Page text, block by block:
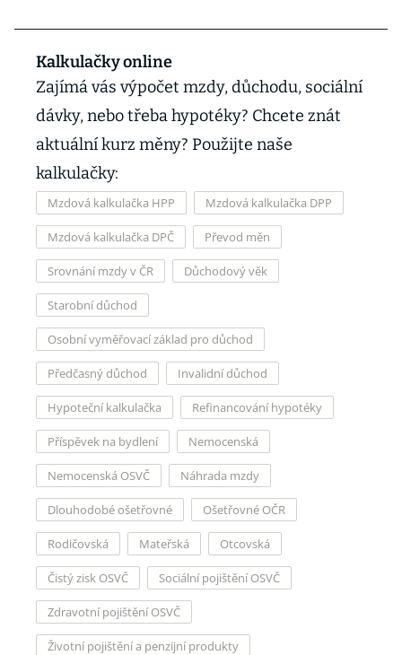
Kalkulačky online
Zajímá vás výpočet mzdy, důchodu, sociální
dávky, nebo třeba hypotéky? Chcete znát
aktuální kurz měny? Použijte naše
kalkulačky:
Mzdová kalkulačka HPP Mzdová kalkulačka DPP
Mzdová kalkulačka DPČ Převod měn
Srovnání mzdy v ČR Důchodový věk
Starobní důchod
Osobní vyměřovací základ pro důchod
Předčasný důchod Invalidní důchod
Hypoteční kalkulačka Refinancování hypotéky
Příspěvek na bydlení Nemocenská
Nemocenská OSVČ Náhrada mzdy
Dlouhodobé ošetřovné Ošetřovné OČR
Rodičovská Mateřská Otcovská
Čistý zisk OSVČ Sociální pojištění OSVČ
Zdravotní pojištění OSVČ
Životní pojištění a penzijní produkty